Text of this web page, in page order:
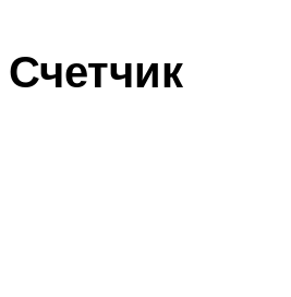
Счетчик